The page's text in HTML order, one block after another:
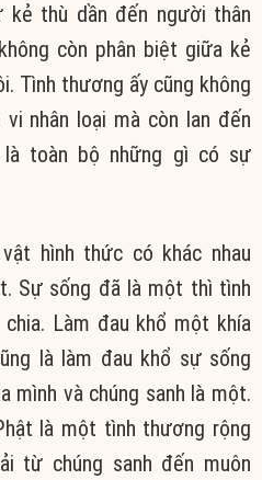
thù dần đến người thân
còn phân biệt giữa kẻ
Tình thương ấy cũng không
nhân loại mà còn lan đến
là toàn bộ những gì có sự
hình thức có khác nhau
Sự sống đã là một thì tình
Làm đau khổ một khía
là làm đau khổ sự sống
mình và chúng sanh là một.
là một tình thương rộng
từ chúng sanh đến muôn